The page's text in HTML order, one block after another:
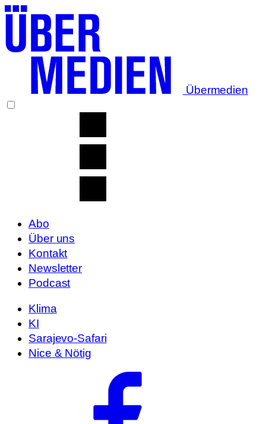
Übermedien
Abo
Über uns
Kontakt
Newsletter
Podcast
Klima
KI
Sarajevo-Safari
Nice & Nötig